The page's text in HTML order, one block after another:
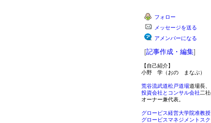
フォロー
メッセージを送る
アメンバーになる
[記事作成・編集]
【自己紹介】
小野 学（おの まなぶ）
荒谷流武道松戸道場道場長、
投資会社とコンサル会社二
オーナー兼代表。
グロービス経営大学院准教授
グロービスマネジメントス